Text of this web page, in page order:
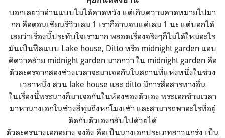
บอกเลยว่าอ่านแบบไม่ได้คาดหวัง แต่เกินความคาดหมายไปมา
กก คือตอนเขียนรีวิวเล่ม 1 เราก็อ่านจบแค่เล่ม 1 นะ แต่บอกได้
เลยว่าเรื่องนี้ประทับใจเรามาก พลอตเรื่องจริงๆก็ไม่ได้ใหม่อะไร
มันเป็นฟีลแบบ Lake house, Ditto หรือ midnight garden แอบ
คิดว่าคล้าย midnight garden มากกว่า ใน midnight garden คือ
ตัวละครจากสองช่วงเวลาจะมาเจอกันในสถานที่แห่งหนึ่งในช่วง
เวลาหนึ่ง ส่วน lake house และ ditto มีการสื่อสารทางอื่น
ในเรื่องนี้พระนางก็มาเจอกันในห้องของตัวเอง พระเอกข้ามเวลา
มาหานางเอกในช่วงสี่ทุ่มถึงหกโมงเช้า และสามารถพาอะไรที่อยู่
ติดกับตัวเองกลับไปด้วยได้
ตัวละครนางเอกอย่าง จงอิง คือเป็นนางเอกประเภทสาวแกร่ง เป็น